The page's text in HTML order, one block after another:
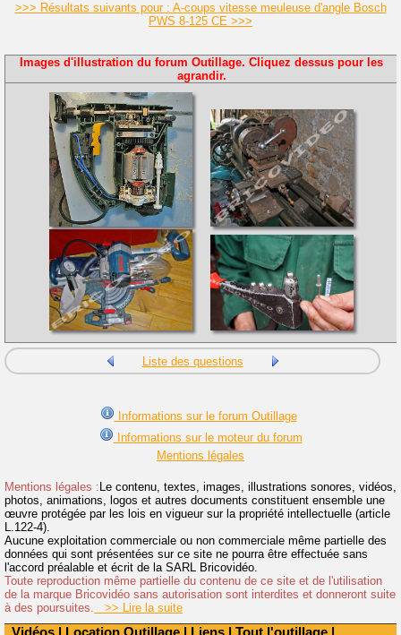
Vidéos | Location Outillage | Liens | Tout l'outillage |
>>> Résultats suivants pour : A-coups vitesse meuleuse d'angle Bosch
PWS 8-125 CE >>>
Images d'illustration du forum Outillage. Cliquez dessus pour les
agrandir.
Liste des questions
Informations sur le forum Outillage
Informations sur le moteur du forum
Mentions légales
Mentions légales : Le contenu, textes, images, illustrations sonores, vidéos,
photos, animations, logos et autres documents constituent ensemble une
œuvre protégée par les lois en vigueur sur la propriété intellectuelle (article
L.122-4).
Aucune exploitation commerciale ou non commerciale même partielle des
données qui sont présentées sur ce site ne pourra être effectuée sans
l'accord préalable et écrit de la SARL Bricovidéo.
Toute reproduction même partielle du contenu de ce site et de l'utilisation
de la marque Bricovidéo sans autorisation sont interdites et donneront suite
à des poursuites.
>> Lire la suite